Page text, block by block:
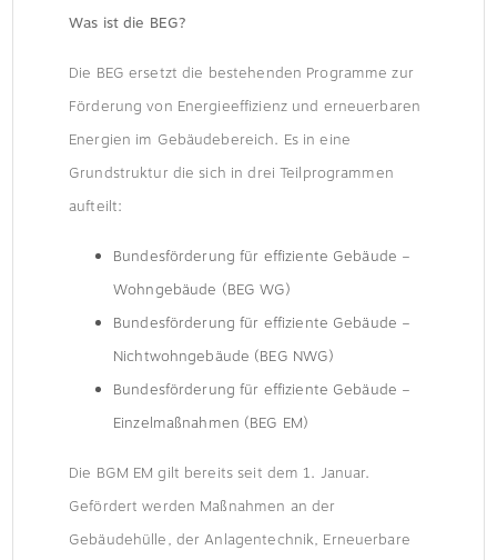
Was ist die BEG?
Die BEG ersetzt die bestehenden Programme zur
Förderung von Energieeffizienz und erneuerbaren
Energien im Gebäudebereich. Es in eine
Grundstruktur die sich in drei Teilprogrammen
aufteilt:
Bundesförderung für effiziente Gebäude –
Wohngebäude (BEG WG)
Bundesförderung für effiziente Gebäude –
Nichtwohngebäude (BEG NWG)
Bundesförderung für effiziente Gebäude –
Einzelmaßnahmen (BEG EM)
Die BGM EM gilt bereits seit dem 1. Januar.
Gefördert werden Maßnahmen an der
Gebäudehülle, der Anlagentechnik, Erneuerbare